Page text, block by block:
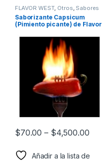
FLAVOR WEST, Otros, Sabores
surtidos Saborizantes
Saborizante Capsicum
(Pimiento picante) de Flavor
$70.00 – $4,500.00
Añadir a la lista de